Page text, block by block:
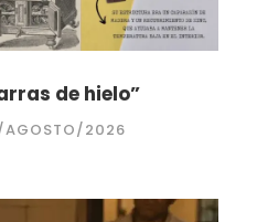
de hielo”
2026